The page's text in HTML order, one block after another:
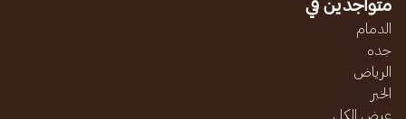
متواجدين في
الدمام
جده
الرياض
الخبر
عرض الكل...